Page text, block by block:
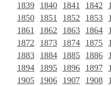
1839 1840 1841 1842
1850 1851 1852 1853
1861
1862 1863 1864
1872
1873 1874 1875
1883 1884 1885 1886
1894 1895 1896 1897
1905 1906 1907 1908